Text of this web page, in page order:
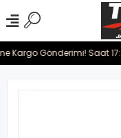
Kargo Gönderimi! Saat